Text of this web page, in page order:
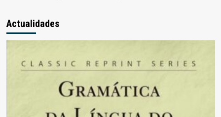
Actualidades